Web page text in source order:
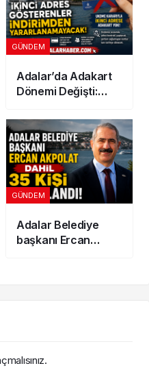
GÜNDEM
Adalar’da Adakart
Dönemi Değişti:
Gösterenler
İndirimden
Yararlanamayacak
GÜNDEM
Adalar Belediye
başkanı Ercan
.